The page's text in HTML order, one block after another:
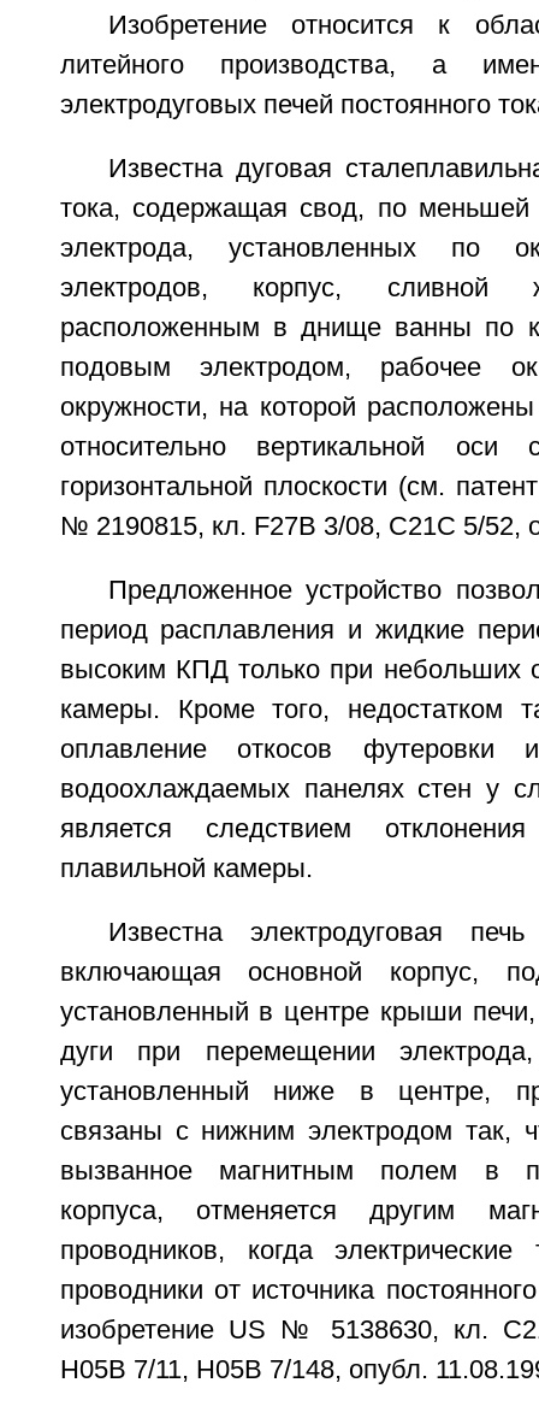
Изобретение относится к
литейного производства, а
электродуговых печей постоянного
Известна дуговая
тока, содержащая свод, по
электрода, установленных по
электродов, корпус,
расположенным в днище ванны по
подовым электродом, рабочее
окружности, на которой
относительно вертикальной
горизонтальной плоскости (см.
№ 2190815, кл. F27B 3/08, C21C 5/52,
Предложенное устройство
период расплавления и жидкие
высоким КПД только при небольших
камеры. Кроме того, недостатком
оплавление откосов
водоохлаждаемых панелях стен у
является следствием
плавильной камеры.
Известна электродуговая
включающая основной корпус,
установленный в центре крыши печи,
дуги при перемещении
установленный ниже в центре,
связаны с нижним электродом так,
вызванное магнитным полем в
корпуса, отменяется другим
проводников, когда
проводники от источника
изобретение US № 5138630, кл.
H05B 7/11, H05B 7/148, опубл.